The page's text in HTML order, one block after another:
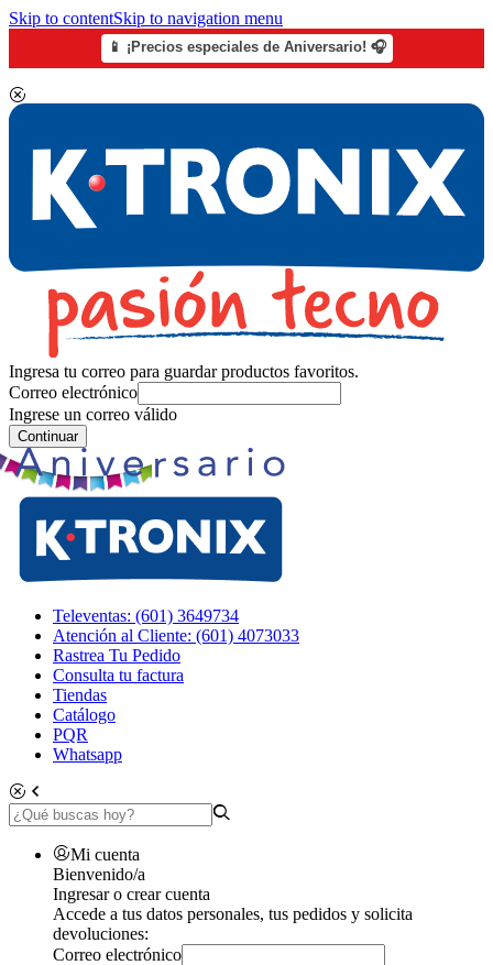
Skip to contentSkip to navigation menu
📱 ¡Precios especiales de Aniversario! 🎧
Ingresa tu correo para guardar productos favoritos.
Correo electrónico
Ingrese un correo válido
Continuar
Televentas: (601) 3649734
Atención al Cliente: (601) 4073033
Rastrea Tu Pedido
Consulta tu factura
Tiendas
Catálogo
PQR
Whatsapp
Mi cuenta
Bienvenido/a
Ingresar o crear cuenta
Accede a tus datos personales, tus pedidos y solicita
devoluciones:
Correo electrónico